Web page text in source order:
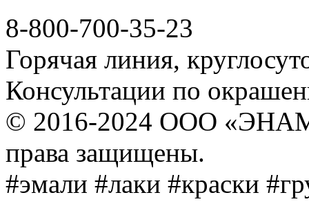
8-800-700-35-23
Горячая линия,
Консультации по
© 2016-2024 ООО
права защищены.
#эмали #лаки #краски